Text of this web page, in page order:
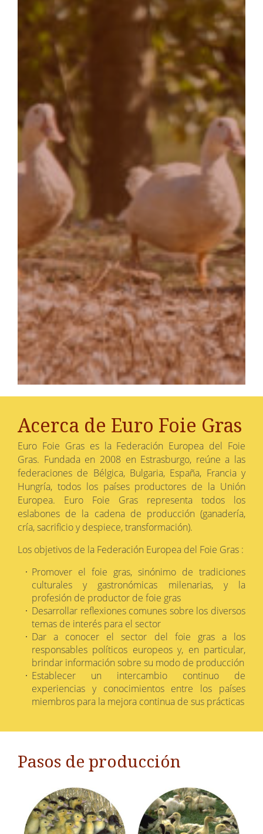
Acerca de Euro Foie Gras
Euro Foie Gras es la Federación Europea del Foie
Gras. Fundada en 2008 en Estrasburgo, reúne a las
federaciones de Bélgica, Bulgaria, España, Francia y
Hungría, todos los países productores de la Unión
Europea. Euro Foie Gras representa todos los
eslabones de la cadena de producción (ganadería,
cría, sacrificio y despiece, transformación).
Los objetivos de la Federación Europea del Foie Gras :
Promover el foie gras, sinónimo de tradiciones
culturales y gastronómicas milenarias, y la
profesión de productor de foie gras
Desarrollar reflexiones comunes sobre los diversos
temas de interés para el sector
Dar a conocer el sector del foie gras a los
responsables políticos europeos y, en particular,
brindar información sobre su modo de producción
Establecer un intercambio continuo de
experiencias y conocimientos entre los países
miembros para la mejora continua de sus prácticas
Pasos de producción